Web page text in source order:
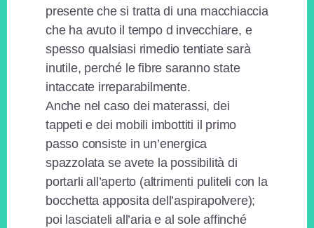
presente che si tratta di una macchiaccia
che ha avuto il tempo d invecchiare, e
spesso qualsiasi rimedio tentiate sarà
inutile, perché le fibre saranno state
intaccate irreparabilmente.
Anche nel caso dei materassi, dei
tappeti e dei mobili imbottiti il primo
passo consiste in un’energica
spazzolata se avete la possibilità di
portarli all’aperto (altrimenti puliteli con la
bocchetta apposita dell’aspirapolvere);
poi lasciateli all’aria e al sole affinché